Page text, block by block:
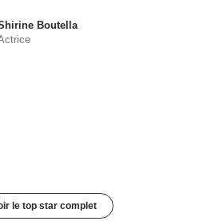
Boutella
le top star complet